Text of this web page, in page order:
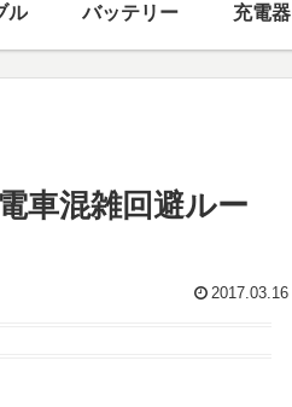
ル バッテリー 充電器
車混雑回避ルー
2017.03.16